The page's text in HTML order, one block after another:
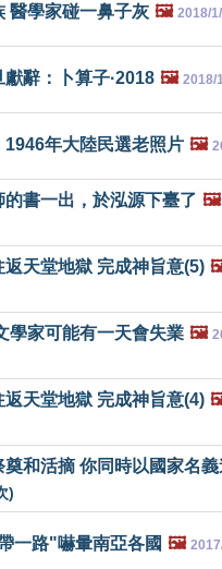
醫學家碰一鼻子灰 🖼️ 2018/
獻辭：卜算子·2018 🖼️ 2018/
1946年大陸民選老照片 🖼️
的書一出，於泓源下臺了 🖼️
返天堂地獄 完成神旨意(5)
學家可能有一天會失業 🖼️
返天堂地獄 完成神旨意(4)
奠和活摘 你同時以國家名
)
一路"嚇暈南亞各國 🖼️